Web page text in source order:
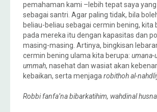
pemahaman kami –lebih tepat saya
sebagai santri. Agar paling tidak, bila
beliau-beliau sebagai cermin bening, kita
pada mereka itu dengan kapasitas dan
masing-masing. Artinya, bingkisan
cermin bening ulama kita berupa: umana-
ummah, nasehat dan wasiat akan
kebaikan, serta menjagarobithoh al-
Robbi fanfa’na bibarkatihim, wahdinal